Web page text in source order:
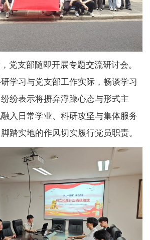
党支部随即开展专题交流研讨会。
学习与党支部工作实际，畅谈学习
纷表示将摒弃浮躁心态与形式主
入日常学业、科研攻坚与集体服务
踏实地的作风切实履行党员职责。